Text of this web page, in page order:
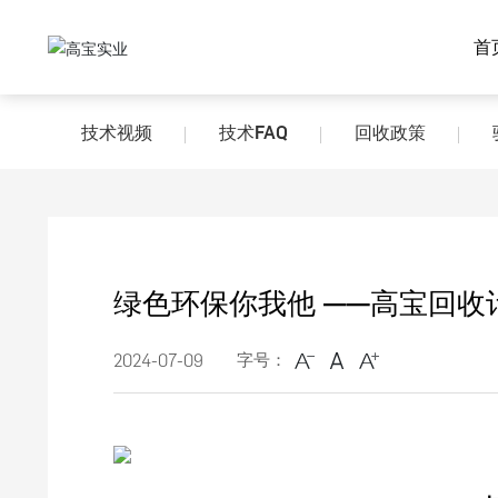
首
技术视频 技术FAQ 回收政策
绿色环保你我他 ——高宝回收
2024-07-09 字号：